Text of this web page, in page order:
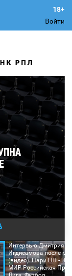
Войти
РПЛ
Интервью Дмитрия
Игдисамова после
(видео). Пари НН -
МИР Российская